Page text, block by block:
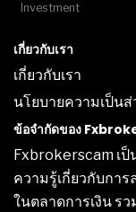
Investment
เกี่ยวกับเรา
เกี่ยวกับเรา
นโยบายความเป็นส่
ข้อจำกัดของ
Fxbrokerscam เ
ความรู้เกี่ยวกับกา
ในตลาดการเงิน ร